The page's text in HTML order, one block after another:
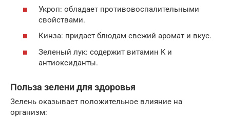
Укроп: обладает противовоспалительными
свойствами.
Кинза: придает блюдам свежий аромат и вкус.
Зеленый лук: содержит витамин K и
антиоксиданты.
Польза зелени для здоровья
Зелень оказывает положительное влияние на
организм: